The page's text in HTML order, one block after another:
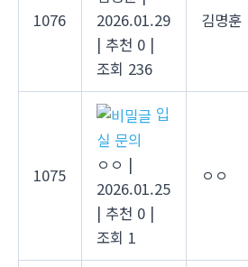
1076
2026.01.29
| 추천 0 |
조회 236
김명훈
1075
입
실 문의
ㅇㅇ |
2026.01.25
| 추천 0 |
조회 1
ㅇㅇ